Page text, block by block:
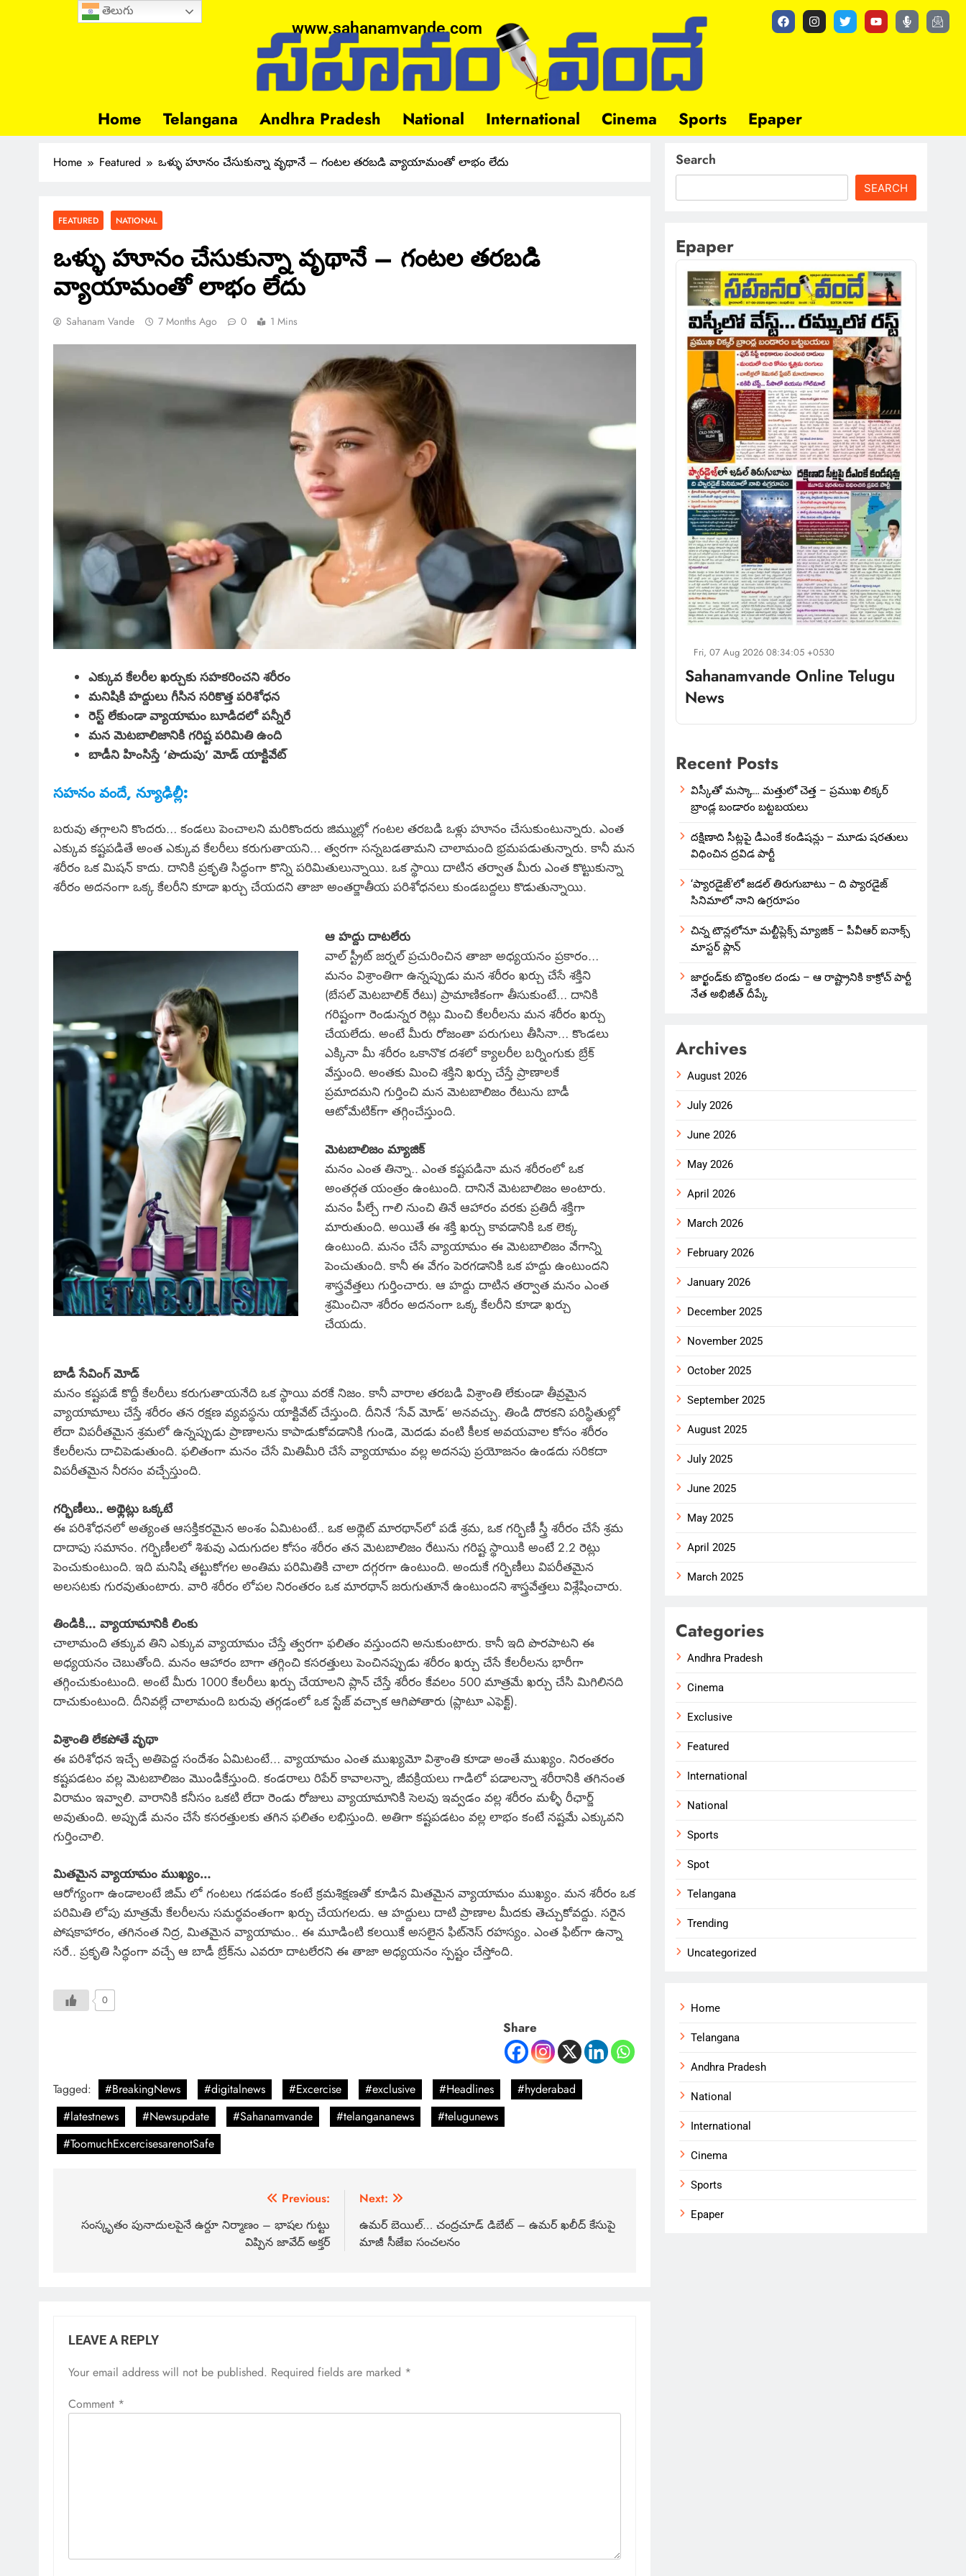
www.sahanamvande.com
Home Telangana Andhra Pradesh National International Cinema Sports Epaper
Home Featured ఒళ్ళు హూనం చేసుకున్నా వృథానే – గంటల తరబడి వ్యాయామంతో లాభం లేదు
FEATURED NATIONAL
ఒళ్ళు హూనం చేసుకున్నా వృథానే – గంటల తరబడి
వ్యాయామంతో లాభం లేదు
Sahanam Vande 7 Months Ago 0 1 Mins
ఎక్కువ కేలరీల ఖర్చుకు సహకరించని శరీరం
మనిషికి హద్దులు గీసిన సరికొత్త పరిశోధన
రెస్ట్ లేకుండా వ్యాయామం బూడిదలో పన్నీరే
మన మెటబాలిజానికి గరిష్ట పరిమితి ఉంది
బాడీని హింసిస్తే ‘పొదుపు’ మోడ్‌ యాక్టివేట్
సహనం వందే, న్యూఢిల్లీ:
బరువు తగ్గాలని కొందరు… కండలు పెంచాలని మరికొందరు జిమ్ముల్లో గంటల తరబడి ఒళ్లు హూనం చేసుకుంటున్నారు. ఎంత
ఎక్కువ కష్టపడితే అంత ఎక్కువ కేలరీలు కరుగుతాయని… త్వరగా సన్నబడతామని చాలామంది భ్రమపడుతున్నారు. కానీ మన
శరీరం ఒక మిషన్ కాదు. దానికి ప్రకృతి సిద్ధంగా కొన్ని పరిమితులున్నాయి. ఒక స్థాయి దాటిన తర్వాత మీరు ఎంత కొట్టుకున్నా
శరీరం అదనంగా ఒక్క కేలరీని కూడా ఖర్చు చేయదని తాజా అంతర్జాతీయ పరిశోధనలు కుండబద్దలు కొడుతున్నాయి.
ఆ హద్దు దాటలేరు
వాల్ స్ట్రీట్ జర్నల్ ప్రచురించిన తాజా అధ్యయనం ప్రకారం…
మనం విశ్రాంతిగా ఉన్నప్పుడు మన శరీరం ఖర్చు చేసే శక్తిని
(బేసల్ మెటబాలిక్ రేటు) ప్రామాణికంగా తీసుకుంటే… దానికి
గరిష్టంగా రెండున్నర రెట్లు మించి కేలరీలను మన శరీరం ఖర్చు
చేయలేదు. అంటే మీరు రోజంతా పరుగులు తీసినా… కొండలు
ఎక్కినా మీ శరీరం ఒకానొక దశలో క్యాలరీల బర్నింగుకు బ్రేక్
వేస్తుంది. అంతకు మించి శక్తిని ఖర్చు చేస్తే ప్రాణాలకే
ప్రమాదమని గుర్తించి మన మెటబాలిజం రేటును బాడీ
ఆటోమేటిక్‌గా తగ్గించేస్తుంది.
మెటబాలిజం మ్యాజిక్
మనం ఎంత తిన్నా.. ఎంత కష్టపడినా మన శరీరంలో ఒక
అంతర్గత యంత్రం ఉంటుంది. దానినే మెటబాలిజం అంటారు.
మనం పీల్చే గాలి నుంచి తినే ఆహారం వరకు ప్రతిదీ శక్తిగా
మారుతుంది. అయితే ఈ శక్తి ఖర్చు కావడానికి ఒక లెక్క
ఉంటుంది. మనం చేసే వ్యాయామం ఈ మెటబాలిజం వేగాన్ని
పెంచుతుంది. కానీ ఈ వేగం పెరగడానికి ఒక హద్దు ఉంటుందని
శాస్త్రవేత్తలు గుర్తించారు. ఆ హద్దు దాటిన తర్వాత మనం ఎంత
శ్రమించినా శరీరం అదనంగా ఒక్క కేలరీని కూడా ఖర్చు
చేయదు.
బాడీ సేవింగ్ మోడ్
మనం కష్టపడే కొద్దీ కేలరీలు కరుగుతాయనేది ఒక స్థాయి వరకే నిజం. కానీ వారాల తరబడి విశ్రాంతి లేకుండా తీవ్రమైన
వ్యాయామాలు చేస్తే శరీరం తన రక్షణ వ్యవస్థను యాక్టివేట్ చేస్తుంది. దీనినే ‘సేవ్ మోడ్’ అనవచ్చు. తిండి దొరకని పరిస్థితుల్లో
లేదా విపరీతమైన శ్రమలో ఉన్నప్పుడు ప్రాణాలను కాపాడుకోవడానికి గుండె, మెదడు వంటి కీలక అవయవాల కోసం శరీరం
కేలరీలను దాచిపెడుతుంది. ఫలితంగా మనం చేసే మితిమీరి చేసే వ్యాయామం వల్ల అదనపు ప్రయోజనం ఉండదు సరికదా
విపరీతమైన నీరసం వచ్చేస్తుంది.
గర్భిణీలు.. అథ్లెట్లు ఒక్కటే
ఈ పరిశోధనలో అత్యంత ఆసక్తికరమైన అంశం ఏమిటంటే.. ఒక అథ్లెట్ మారథాన్‌లో పడే శ్రమ, ఒక గర్భిణీ స్త్రీ శరీరం చేసే శ్రమ
దాదాపు సమానం. గర్భిణీలలో శిశువు ఎదుగుదల కోసం శరీరం తన మెటబాలిజం రేటును గరిష్ట స్థాయికి అంటే 2.2 రెట్లు
పెంచుకుంటుంది. ఇది మనిషి తట్టుకోగల అంతిమ పరిమితికి చాలా దగ్గరగా ఉంటుంది. అందుకే గర్భిణీలు విపరీతమైన
అలసటకు గురవుతుంటారు. వారి శరీరం లోపల నిరంతరం ఒక మారథాన్ జరుగుతూనే ఉంటుందని శాస్త్రవేత్తలు విశ్లేషించారు.
తిండికి… వ్యాయామానికి లింకు
చాలామంది తక్కువ తిని ఎక్కువ వ్యాయామం చేస్తే త్వరగా ఫలితం వస్తుందని అనుకుంటారు. కానీ ఇది పొరపాటని ఈ
అధ్యయనం చెబుతోంది. మనం ఆహారం బాగా తగ్గించి కసరత్తులు పెంచినప్పుడు శరీరం ఖర్చు చేసే కేలరీలను భారీగా
తగ్గించుకుంటుంది. అంటే మీరు 1000 కేలరీలు ఖర్చు చేయాలని ప్లాన్ చేస్తే శరీరం కేవలం 500 మాత్రమే ఖర్చు చేసి మిగిలినది
దాచుకుంటుంది. దీనివల్లే చాలామంది బరువు తగ్గడంలో ఒక స్టేజ్ వచ్చాక ఆగిపోతారు (ప్లాటూ ఎఫెక్ట్).
విశ్రాంతి లేకపోతే వృథా
ఈ పరిశోధన ఇచ్చే అతిపెద్ద సందేశం ఏమిటంటే… వ్యాయామం ఎంత ముఖ్యమో విశ్రాంతి కూడా అంతే ముఖ్యం. నిరంతరం
కష్టపడటం వల్ల మెటబాలిజం మొండికేస్తుంది. కండరాలు రిపేర్ కావాలన్నా, జీవక్రియలు గాడిలో పడాలన్నా శరీరానికి తగినంత
విరామం ఇవ్వాలి. వారానికి కనీసం ఒకటి లేదా రెండు రోజులు వ్యాయామానికి సెలవు ఇవ్వడం వల్ల శరీరం మళ్ళీ రీఛార్జ్
అవుతుంది. అప్పుడే మనం చేసే కసరత్తులకు తగిన ఫలితం లభిస్తుంది. అతిగా కష్టపడటం వల్ల లాభం కంటే నష్టమే ఎక్కువని
గుర్తించాలి.
మితమైన వ్యాయామం ముఖ్యం…
ఆరోగ్యంగా ఉండాలంటే జిమ్ లో గంటలు గడపడం కంటే క్రమశిక్షణతో కూడిన మితమైన వ్యాయామం ముఖ్యం. మన శరీరం ఒక
పరిమితి లోపు మాత్రమే కేలరీలను సమర్థవంతంగా ఖర్చు చేయగలదు. ఆ హద్దులు దాటి ప్రాణాల మీదకు తెచ్చుకోవద్దు. సరైన
పోషకాహారం, తగినంత నిద్ర, మితమైన వ్యాయామం.. ఈ మూడింటి కలయికే అసలైన ఫిట్‌నెస్ రహస్యం. ఎంత ఫిట్‌గా ఉన్నా
సరే.. ప్రకృతి సిద్ధంగా వచ్చే ఆ బాడీ బ్రేక్‌ను ఎవరూ దాటలేరని ఈ తాజా అధ్యయనం స్పష్టం చేస్తోంది.
0
Share
Tagged: #BreakingNews #digitalnews #Excercise #exclusive #Headlines
#hyderabad
#latestnews
#Newsupdate #Sahanamvande #telangananews
#telugunews
#ToomuchExcercisesarenotSafe
Previous:
సంస్కృతం పునాదులపైనే ఉర్దూ నిర్మాణం – భాషల గుట్టు
విప్పిన జావేద్ అక్తర్
Next:
ఉమర్ బెయిల్… చంద్రచూడ్ డిబేట్ – ఉమర్ ఖలీద్ కేసుపై
మాజీ సీజేఐ సంచలనం
LEAVE A REPLY
Your email address will not be published. Required fields are marked *
Comment *
Search
SEARCH
Epaper
Fri, 07 Aug 2026 08:34:05 +0530
Sahanamvande Online Telugu
News
Recent Posts
విస్కీతో మస్కా… మత్తులో చెత్త – ప్రముఖ లిక్కర్
బ్రాండ్ల బండారం బట్టబయలు
దక్షిణాది సీట్లపై డీఎంకే కండిషన్లు – మూడు షరతులు
విధించిన ద్రవిడ పార్టీ
‘ప్యారడైజ్’లో జడల్ తిరుగుబాటు – ది ప్యారడైజ్
సినిమాలో నాని ఉగ్రరూపం
చిన్న టౌన్లలోనూ మల్టీప్లెక్స్‌ మ్యాజిక్ – పీవీఆర్ ఐనాక్స్
మాస్టర్ ప్లాన్
జార్ఖండ్‌కు బొద్దింకల దండు – ఆ రాష్ట్రానికి కాక్రోచ్ పార్టీ
నేత అభిజీత్ దీప్కే
Archives
August 2026
July 2026
June 2026
May 2026
April 2026
March 2026
February 2026
January 2026
December 2025
November 2025
October 2025
September 2025
August 2025
July 2025
June 2025
May 2025
April 2025
March 2025
Categories
Andhra Pradesh
Cinema
Exclusive
Featured
International
National
Sports
Spot
Telangana
Trending
Uncategorized
Home
Telangana
Andhra Pradesh
National
International
Cinema
Sports
Epaper
తెలుగు